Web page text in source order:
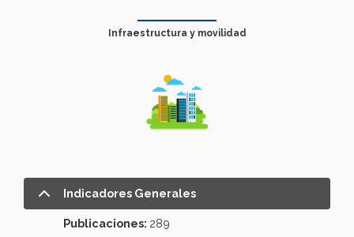
Infraestructura y movilidad
Indicadores Generales
Publicaciones: 289